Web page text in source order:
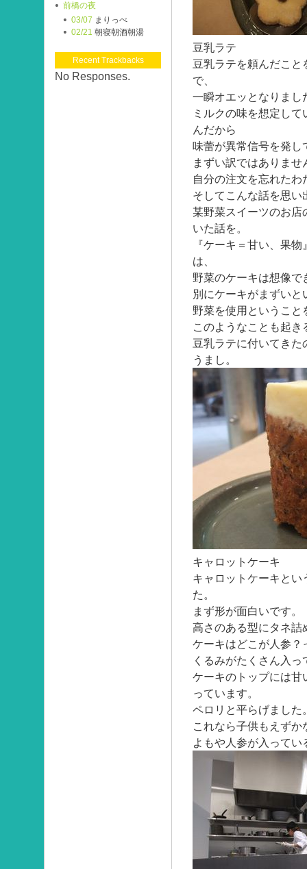
豆乳ラテ
豆乳ラテを頼んだこ
で、
一瞬オエッとなりまし
ミルクの味を想定し
んだから
味蕾が異常信号を発し
まずい訳ではありませ
自分の注文を忘れた
そしてこんな話を思い
某野菜スイーツのお店
いた話を。
『ケーキ＝甘い、果
は、
野菜のケーキは想像
別にケーキがまずいと
野菜を使用というこ
このようなことも起き
豆乳ラテに付いてきた
うまし。
キャロットケーキ
キャロットケーキと
た。
まず形が面白いです。
高さのある型にタネ詰
ケーキはどこが人参？
くるみがたくさん入っ
ケーキのトップには甘
っています。
ペロリと平らげました
これなら子供もえずか
よもや人参が入ってい
前橋の夜
03/07 まりっぺ
02/21 朝寝朝酒朝湯
Recent Trackbacks
No Responses.